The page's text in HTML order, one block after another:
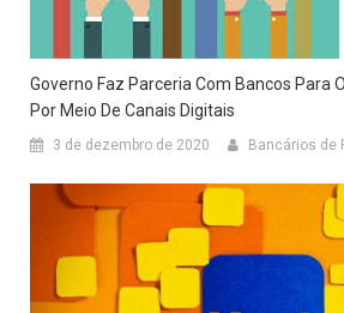
Governo Faz Parceria Com Bancos Para
Por Meio De Canais Digitais
3 de dezembro de 2020 Bancários de